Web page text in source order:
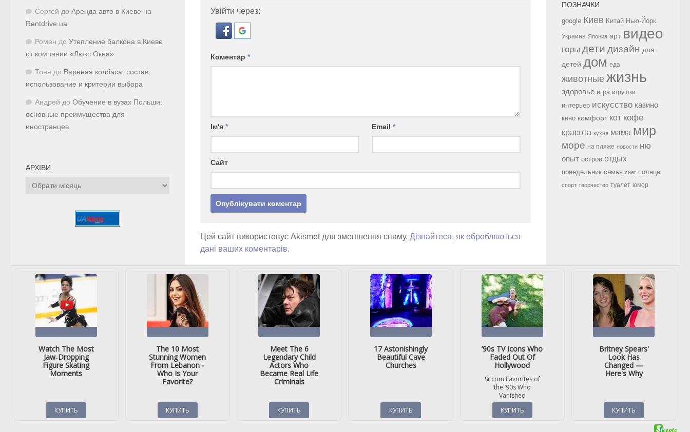
Увійти через:
Коментар *
Ім'я * Email*
Сайт
Цей сайт використовує Akismet для зменшення спаму. Дізнайтеся, як обробляються
дані ваших коментарів.
Сергей до Аренда авто в Киеве на
Rentdrive.ua
Роман до Утепление балкона в Киеве
от компании «Люкс Окна»
Тоня до Вареная колбаса: состав,
использование и критерии выбора
Андрей до Обучение в вузах Польши:
основные преимущества для
иностранцев
АРХІВИ
Архіви
ПОЗНАЧКИ
google Киев Китай Нью-Йорк
Украина Япония арт видео
горы дети дизайн для
детей дом еда
животные жизнь
здоровье игра игрушки
интерьер искусство казино
кино комфорт кот кофе
красота кухня мама мир
море на пляже новости ню
опыт остров отдых
понедельник семья снег солнце
спорт творчество туалет юмор